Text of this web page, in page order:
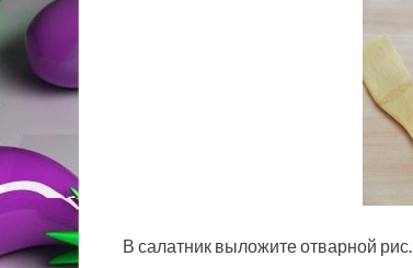
В салатник выложите отварной рис.